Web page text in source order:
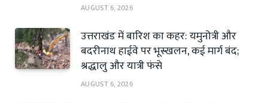
AUGUST 6, 2026
उत्तराखंड में बारिश का कहर: यमुनोत्री और
बदरीनाथ हाईवे पर भूस्खलन, कई मार्ग बंद;
श्रद्धालु और यात्री फंसे
AUGUST 6, 2026